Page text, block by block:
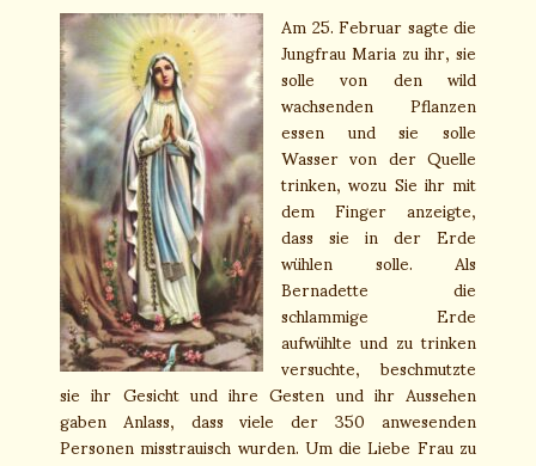
Am 25. Februar sagte die
Jungfrau Maria zu ihr, sie
solle von den wild
wachsenden Pflanzen
essen und sie solle
Wasser von der Quelle
trinken, wozu Sie ihr mit
dem Finger anzeigte,
dass sie in der Erde
wühlen solle. Als
Bernadette die
schlammige Erde
aufwühlte und zu trinken
versuchte, beschmutzte
sie ihr Gesicht und ihre Gesten und ihr Aussehen
gaben Anlass, dass viele der 350 anwesenden
Personen misstrauisch wurden. Um die Liebe Frau zu